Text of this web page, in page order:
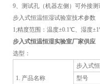
9、测试孔（机器左侧）可外接
步入式恒温恒湿试验室技术参数
1;精度范围：温度±0.1℃、湿度
步入式恒温恒湿实验室厂家供应
选型：
1. 产品名称
步入式
型号